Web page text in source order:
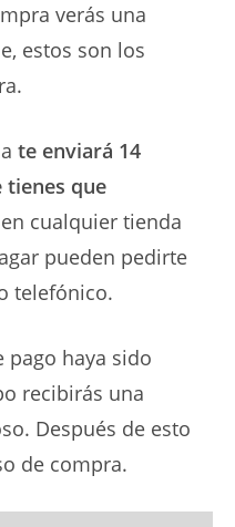
verás una
estos son los
te enviará 14
tienes que
en cualquier tienda
pueden pedirte
telefónico.
pago haya sido
recibirás una
Después de esto
de compra.